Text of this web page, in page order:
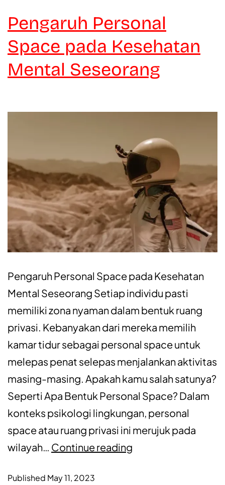
Pengaruh Personal
Space pada Kesehatan
Mental Seseorang
Pengaruh Personal Space pada Kesehatan
Mental Seseorang Setiap individu pasti
memiliki zona nyaman dalam bentuk ruang
privasi. Kebanyakan dari mereka memilih
kamar tidur sebagai personal space untuk
melepas penat selepas menjalankan aktivitas
masing-masing. Apakah kamu salah satunya?
Seperti Apa Bentuk Personal Space? Dalam
konteks psikologi lingkungan, personal
space atau ruang privasi ini merujuk pada
wilayah… Continue reading
Published May 11, 2023